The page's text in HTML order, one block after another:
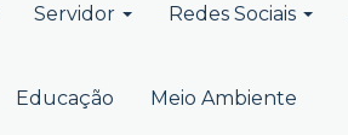
Servidor Redes Sociais
Educação Meio Ambiente